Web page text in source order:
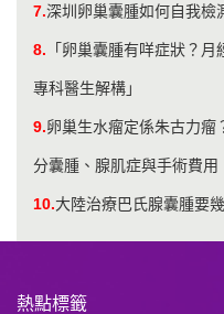
7.深圳卵巢囊腫如何自我檢
8. 「卵巢囊腫有咩症狀？
專科醫生解構」
9.卵巢生水瘤定係朱古力瘤
分囊腫、腺肌症與手術費用
10.大陸治療巴氏腺囊腫要
熱點標籤